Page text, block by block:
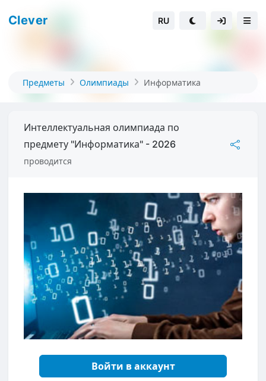
Clever RU
Предметы Олимпиады Информатика
Интеллектуальная олимпиада по
предмету "Информатика" - 2026
проводится
Войти в аккаунт